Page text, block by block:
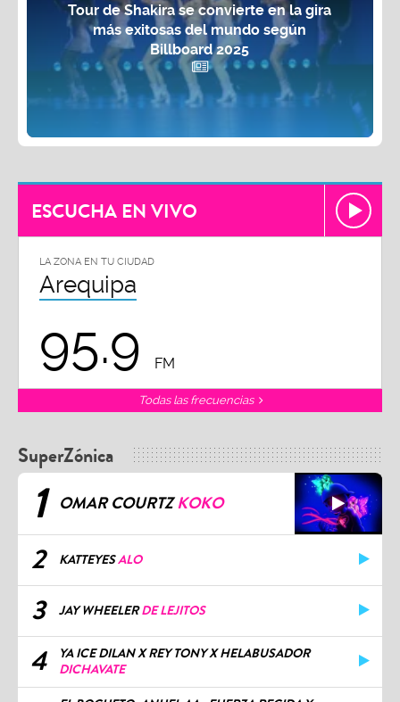
Tour de Shakira se convierte en la gira
más exitosas del mundo según
Billboard 2025
ESCUCHA EN VIVO
LA ZONA EN TU CIUDAD
Arequipa
95.9 FM
Todas las frecuencias
SuperZónica
1 OMAR COURTZKOKO
2 KATTEYESALO
3 JAY WHEELERDE LEJITOS
4
YA ICE DILAN X REY TONY X HELABUSADOR
DICHAVATE